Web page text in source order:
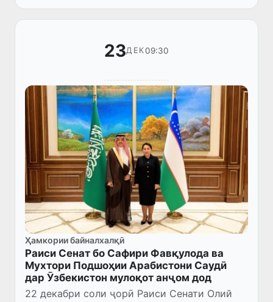
такя ба манбаъҳои расмии киш...
23ДЕК09:30
Ҳамкории байналхалқӣ
Раиси Сенат бо Сафири Фавқулода ва
Мухтори Подшоҳии Арабистони Саудӣ
дар Ӯзбекистон мулоқот анҷом дод
22 декабри соли ҷорӣ Раиси Сенати Олий